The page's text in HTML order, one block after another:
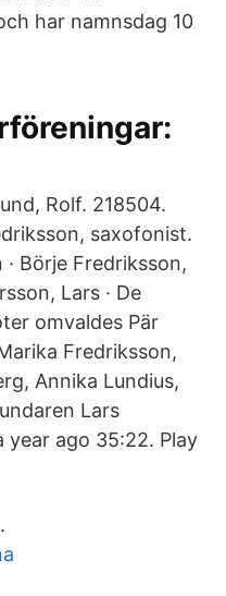
har namnsdag 10
Rolf. 218504.
saxofonist.
Börje Fredriksson,
Lars · De
omvaldes Pär
Fredriksson,
Annika Lundius,
Lars
year ago 35:22. Play